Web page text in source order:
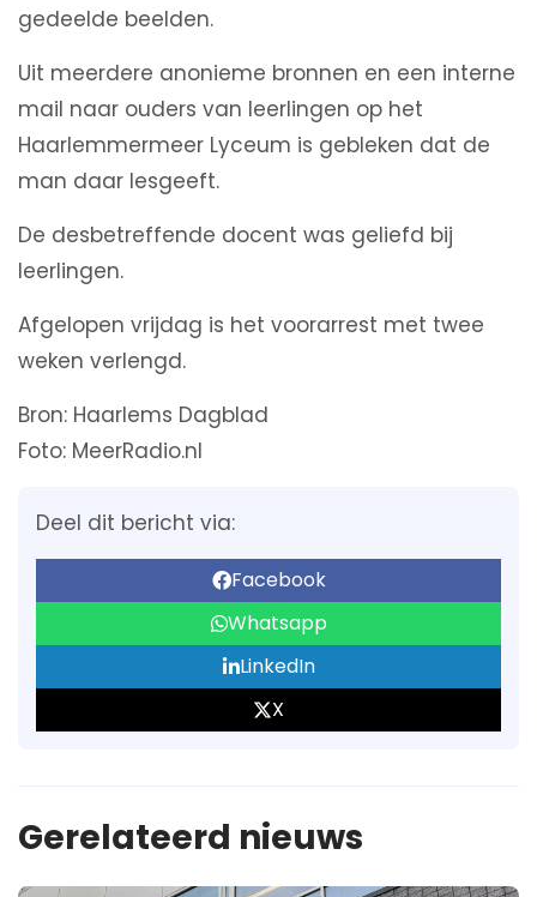
gedeelde beelden.
Uit meerdere anonieme bronnen en een interne
mail naar ouders van leerlingen op het
Haarlemmermeer Lyceum is gebleken dat de
man daar lesgeeft.
De desbetreffende docent was geliefd bij
leerlingen.
Afgelopen vrijdag is het voorarrest met twee
weken verlengd.
Bron: Haarlems Dagblad
Foto: MeerRadio.nl
Deel dit bericht via:
Facebook
Whatsapp
LinkedIn
X
Gerelateerd nieuws